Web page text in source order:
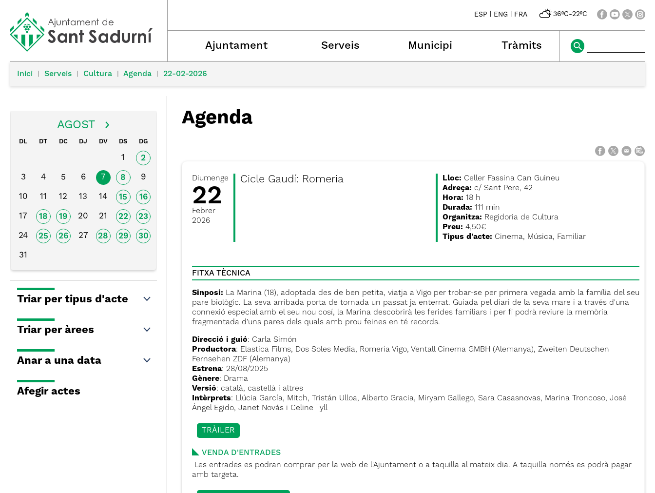
ESP ENG FRA 36ºC-22ºC
Ajuntament Serveis Municipi Tràmits
Inici Serveis Cultura Agenda 22-02-2026
AGOST
DL DT DC DJ DV DS DG
1 2
3 4 5 6 7 8 9
10 11 12 13 14 15 16
17 18 19 20 21 22 23
24 25 26 27 28 29 30
31
Triar per tipus d'acte
Triar per àrees
Anar a una data
Afegir actes
Agenda
Diumenge
22
Febrer
2026
Cicle Gaudí: Romeria Lloc: Celler Fassina Can Guineu
Adreça: c/ Sant Pere, 42
Hora: 18 h
Durada: 111 min
Organitza: Regidoria de Cultura
Preu: 4,50€
Tipus d'acte: Cinema, Música, Familiar
FITXA TÈCNICA
Sinposi: La Marina (18), adoptada des de ben petita, viatja a Vigo per trobar-se per primera vegada amb la família del seu
pare biològic. La seva arribada porta de tornada un passat ja enterrat. Guiada pel diari de la seva mare i a través d'una
connexió especial amb el seu nou cosí, la Marina descobrirà les ferides familiars i per fi podrà reviure la memòria
fragmentada d'uns pares dels quals amb prou feines en té records.
Direcció i guió: Carla Simón
Productora: Elastica Films, Dos Soles Media, Romería Vigo, Ventall Cinema GMBH (Alemanya), Zweiten Deutschen
Fernsehen ZDF (Alemanya)
Estrena: 28/08/2025
Gènere: Drama
Versió: català, castellà i altres
Intèrprets: Llúcia García, Mitch, Tristán Ulloa, Alberto Gracia, Miryam Gallego, Sara Casasnovas, Marina Troncoso, José
Ángel Egido, Janet Novás i Celine Tyll
TRÀILER
VENDA D'ENTRADES
Les entrades es podran comprar per la web de l'Ajuntament o a taquilla al mateix dia. A taquilla només es podrà pagar
amb targeta.